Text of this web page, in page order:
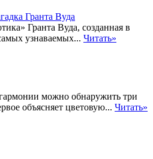
Гранта Вуда, созданная в
узнаваемых... Читать»
можно обнаружить три
объясняет цветовую... Читать»